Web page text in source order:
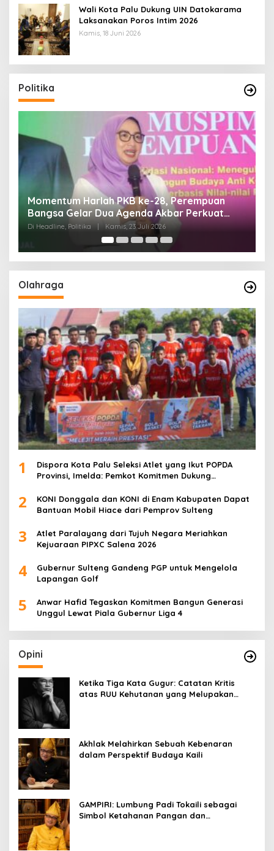
Wali Kota Palu Dukung UIN Datokarama
Laksanakan Poros Intim 2026
Kamis, 18 Juni 2026
Politika
Di Pelantikan PAN Sulteng, Gubernur Anwar
Hafid Ajak Sinergi Optimalkan Potensi Daerah
Di Headline, Politika | Minggu, 5 Juli 2026
Olahraga
1
Dispora Kota Palu Seleksi Atlet yang Ikut POPDA
Provinsi, Imelda: Pemkot Komitmen Dukung
2
KONI Donggala dan KONI di Enam Kabupaten Dapat
Bantuan Mobil Hiace dari Pemprov Sulteng
3
Atlet Paralayang dari Tujuh Negara Meriahkan
Kejuaraan PIPXC Salena 2026
4
Gubernur Sulteng Gandeng PGP untuk Mengelola
Lapangan Golf
5
Anwar Hafid Tegaskan Komitmen Bangun Generasi
Unggul Lewat Piala Gubernur Liga 4
Opini
Ketika Tiga Kata Gugur: Catatan Kritis
atas RUU Kehutanan yang Melupakan
Akhlak Melahirkan Sebuah Kebenaran
dalam Perspektif Budaya Kaili
GAMPIRI: Lumbung Padi Tokaili sebagai
Simbol Ketahanan Pangan dan